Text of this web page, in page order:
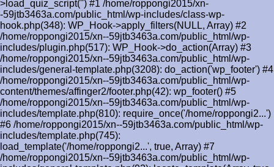
>load_quiz_script('') #1 /home/roppongi2015/xn-
-59jtb3463a.com/public_html/wp-includes/class-wp-
hook.php(348): WP_Hook->apply_filters(NULL, Array) #2
/home/roppongi2015/xn--59jtb3463a.com/public_html/wp-
includes/plugin.php(517): WP_Hook->do_action(Array) #3
/home/roppongi2015/xn--59jtb3463a.com/public_html/wp-
includes/general-template.php(3208): do_action('wp_footer') #4
/home/roppongi2015/xn--59jtb3463a.com/public_html/wp-
content/themes/affinger2/footer.php(42): wp_footer() #5
/home/roppongi2015/xn--59jtb3463a.com/public_html/wp-
includes/template.php(810): require_once('/home/roppongi2...')
#6 /home/roppongi2015/xn--59jtb3463a.com/public_html/wp-
includes/template.php(745):
load_template('/home/roppongi2...', true, Array) #7
/home/roppongi2015/xn--59jtb3463a.com/public_html/wp-